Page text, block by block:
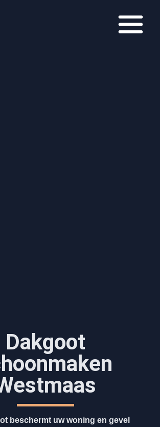
Dakgoot
beschermt uw woning en gevel